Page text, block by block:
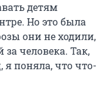
детям
Но это была
они не ходили,
за человека. Так,
я поняла, что что-